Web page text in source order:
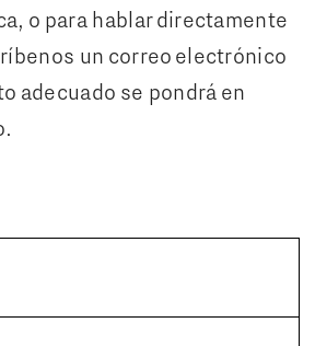
o para hablar directamente
un correo electrónico
adecuado se pondrá en